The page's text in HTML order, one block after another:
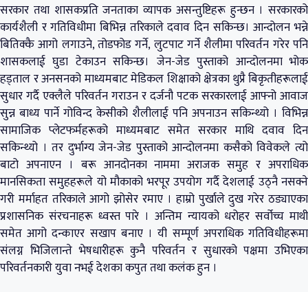
सरकार तथा शासकप्रति जनताका व्यापक असन्तुष्टिहरू हुन्छन । सरकारको
कार्यशैली र गतिविधीमा बिभिन्न तरिकाले दवाव दिन सकिन्छ। आन्दोलन भन्ने
बितिक्कै आगो लगाउने, तोडफोड गर्ने, लुटपाट गर्ने शैलीमा परिवर्तन गरेर पनि
शासकलाई घुडा टेकाउन सकिन्छ। जेन-जेड पुस्ताको आन्दोलनमा भोक
हड्ताल र अनसनको माध्यमबाट मेडिकल शिक्षाको क्षेत्रका थुप्रै बिकृतीहरूलाई
सुधार गर्दै एक्लैले परिवर्तन गराउन र दर्जनौ पटक सरकारलाई आफ्नो आवाज
सुन्न बाध्य पार्ने गोविन्द केसीको शैलीलाई पनि अपनाउन सकिन्थ्यो । विभिन्न
सामाजिक प्लेटफर्महरूको माध्यमबाट समेत सरकार माथि दवाव दिन
सकिन्थ्यो । तर दुर्भाग्य जेन-जेड पुस्ताको आन्दोलनमा कसैको विवेकले त्यो
बाटो अपनाएन । बरू आनदोनका नाममा अराजक समुह र अपराधिक
मानसिकता समुहहरूले यो मौकाको भरपूर उपयोग गर्दै देशलाई उठ्नै नसक्ने
गरी मर्माहत तरिकाले आगो झोसेर रमाए । हाम्रो पुर्खाले दुख गरेर ठड्याएका
प्रशासनिक संरचनाहरू ध्वस्त पारे । अन्तिम न्यायको धरोहर सर्वोच्च माथी
समेत आगो दन्काएर सखाप बनाए । यी सम्पूर्ण अपराधिक गतिविधीहरूमा
संलग्न भिजिलान्ते भेषधारीहरू कुनै परिवर्तन र सुधारको पक्षमा उभिएका
परिवर्तनकारी युवा नभई देशका कपुत तथा कलंक हुन ।